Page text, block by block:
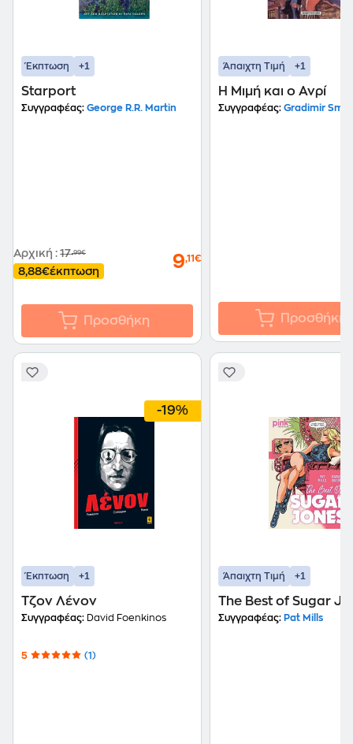
Έκπτωση +1
Starport
Συγγραφέας: George R.R. Martin
Αρχική : 17,99€
8,88€έκπτωση 9,11€
Προσθήκη
Άπαιχτη Τιμή +1
Η Μιμή και ο Ανρί
Συγγραφέας: Gradimir
Προσθήκη
-19%
Έκπτωση +1
Τζον Λένον
Συγγραφέας: David Foenkinos
5 (1)
Άπαιχτη Τιμή +1
The Best of Sugar
Συγγραφέας: Pat Mills